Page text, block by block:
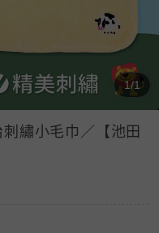
1/1
繡小毛巾／【池田